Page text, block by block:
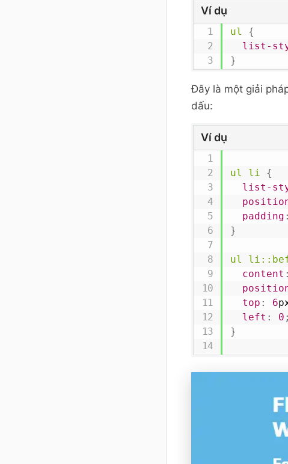
Ví dụ
ul
{
list-
}
Đây là một giải
dấu:
Ví dụ
ul li
{
list-
padding :
}
ul li
content :
top : 6
left : 0 ;
}